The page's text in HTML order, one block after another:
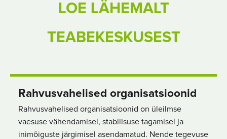
LOE LÄHEMALT
TEABEKESKUSEST
Rahvusvahelised organisatsioonid
Rahvusvahelised organisatsioonid on üleilmse
vaesuse vähendamisel, stabiilsuse tagamisel ja
inimõiguste järgimisel asendamatud. Nende tegevuse